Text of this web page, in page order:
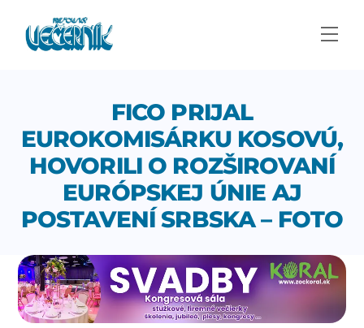
content
FICO PRIJAL
EUROKOMISÁRKU KOSOVÚ,
HOVORILI O ROZŠIROVANÍ
EURÓPSKEJ ÚNIE AJ
POSTAVENÍ SRBSKA – FOTO